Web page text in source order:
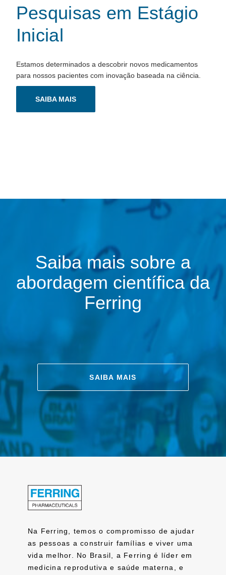
Pesquisas em Estágio
Inicial
Estamos determinados a descobrir novos medicamentos
para nossos pacientes com inovação baseada na ciência.
SAIBA MAIS
Saiba mais sobre a
abordagem científica da
Ferring
SAIBA MAIS
Na Ferring, temos o compromisso de ajudar
as pessoas a construir famílias e viver uma
vida melhor. No Brasil, a Ferring é líder em
medicina reprodutiva e saúde materna, e